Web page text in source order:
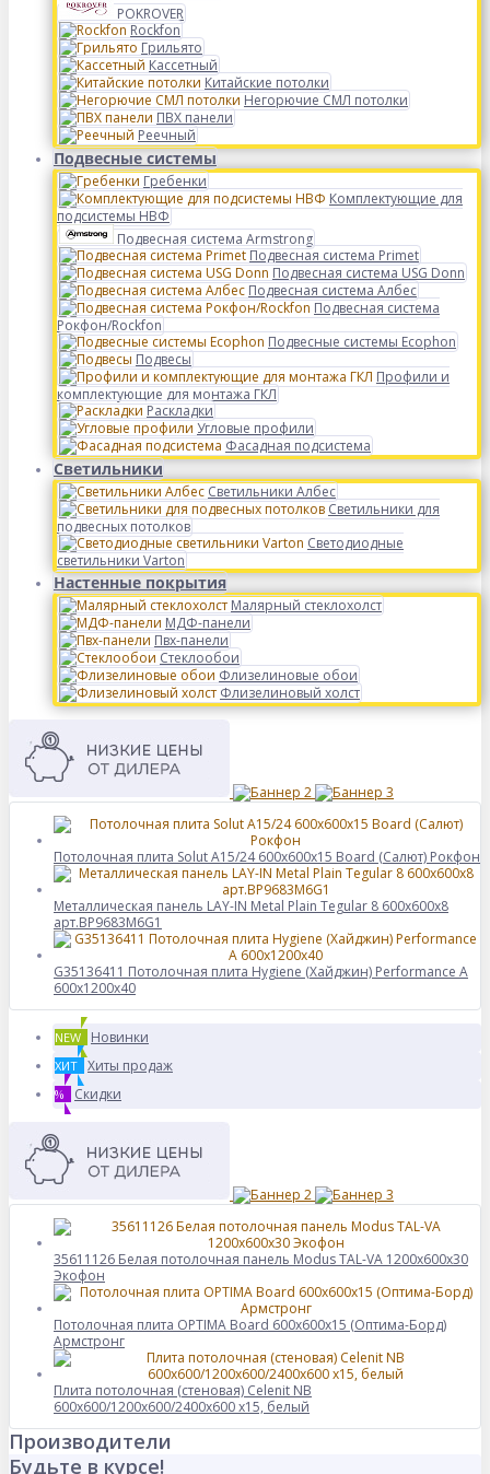
POKROVER
Rockfon
Грильято
Кассетный
Китайские потолки
Негорючие СМЛ потолки
ПВХ панели
Реечный
Подвесные системы
Гребенки
Комплектующие для
подсистемы НВФ
Подвесная система Armstrong
Подвесная система Primet
Подвесная система USG Donn
Подвесная система Албес
Подвесная система
Рокфон/Rockfon
Подвесные системы Ecophon
Подвесы
Профили и
комплектующие для монтажа ГКЛ
Раскладки
Угловые профили
Фасадная подсистема
Светильники
Светильники Албес
Светильники для
подвесных потолков
Светодиодные
светильники Varton
Настенные покрытия
Малярный стеклохолст
МДФ-панели
Пвх-панели
Стеклообои
Флизелиновые обои
Флизелиновый холст
Потолочная плита Solut A15/24 600х600х15 Board (Салют) Рокфон
Металлическая панель LAY-IN Metal Plain Tegular 8 600x600x8
арт.BP9683M6G1
G35136411 Потолочная плита Hygiene (Хайджин) Performance А
600x1200x40
NEW Новинки
ХИТ Хиты продаж
% Скидки
35611126 Белая потолочная панель Modus TAL-VA 1200x600x30
Экофон
Потолочная плита OPTIMA Board 600x600x15 (Оптима-Борд)
Армстронг
Плита потолочная (стеновая) Celenit NB
600x600/1200x600/2400x600 x15, белый
Производители
Будьте в курсе!